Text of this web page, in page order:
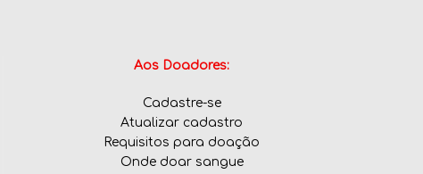
Aos Doadores:
Cadastre-se
Atualizar cadastro
Requisitos para doação
Onde doar sangue